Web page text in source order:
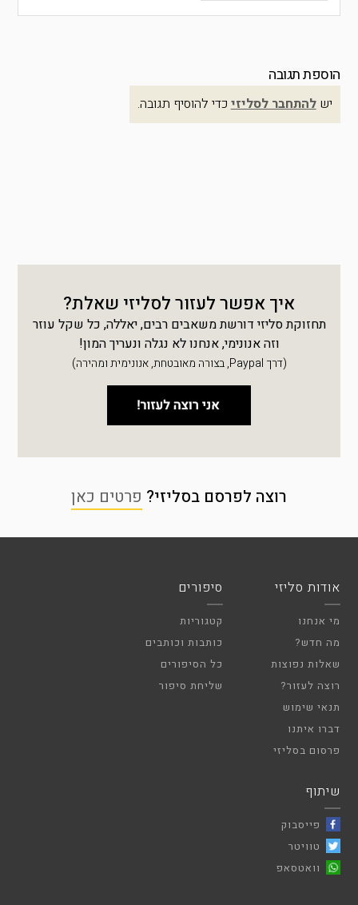
הוספת תגובה
ישלהתחבר לסליזיכדי להוסיף תגובה.
איך אפשר לעזור לסליזי שאלת?
תחזוקת סליזי דורשת משאבים רבים, יאללה, כל שקל עוזר
וזה אנונימי, אנחנו לא נגלה ונעריך המון!
(דרך Paypal, בצורה מאובטחת, אנונימית ומהירה)
רוצה לפרסם בסליזי? פרטים כאן
אודות סליזי
מי אנחנו
מה חדש?
שאלות נפוצות
רוצה לעזור?
תנאי שימוש
דברו איתנו
פרסום בסליזי
סיפורים
קטגוריות
כותבות וכותבים
כל הסיפורים
שליחת סיפור
שיתוף
פייסבוק
טוויטר
וואטסאפ